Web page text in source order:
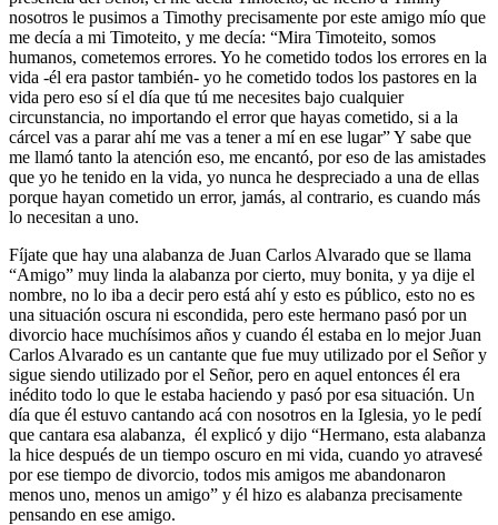
nosotros le pusimos a Timothy precisamente por este amigo mío que
me decía a mi Timoteito, y me decía: “Mira Timoteito, somos
humanos, cometemos errores. Yo he cometido todos los errores en la
vida -él era pastor también- yo he cometido todos los pastores en la
vida pero eso sí el día que tú me necesites bajo cualquier
circunstancia, no importando el error que hayas cometido, si a la
cárcel vas a parar ahí me vas a tener a mí en ese lugar” Y sabe que
me llamó tanto la atención eso, me encantó, por eso de las amistades
que yo he tenido en la vida, yo nunca he despreciado a una de ellas
porque hayan cometido un error, jamás, al contrario, es cuando más
lo necesitan a uno.
Fíjate que hay una alabanza de Juan Carlos Alvarado que se llama
“Amigo” muy linda la alabanza por cierto, muy bonita, y ya dije el
nombre, no lo iba a decir pero está ahí y esto es público, esto no es
una situación oscura ni escondida, pero este hermano pasó por un
divorcio hace muchísimos años y cuando él estaba en lo mejor Juan
Carlos Alvarado es un cantante que fue muy utilizado por el Señor y
sigue siendo utilizado por el Señor, pero en aquel entonces él era
inédito todo lo que le estaba haciendo y pasó por esa situación. Un
día que él estuvo cantando acá con nosotros en la Iglesia, yo le pedí
que cantara esa alabanza, él explicó y dijo “Hermano, esta alabanza
la hice después de un tiempo oscuro en mi vida, cuando yo atravesé
por ese tiempo de divorcio, todos mis amigos me abandonaron
menos uno, menos un amigo” y él hizo es alabanza precisamente
pensando en ese amigo.